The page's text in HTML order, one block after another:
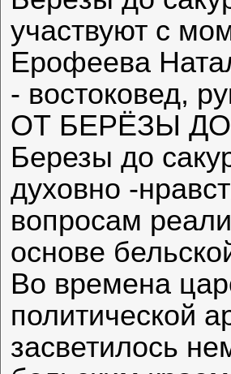
участвуют с
Ерофеева
- востоковед,
ОТ БЕРЁЗЫ ДО
Березы до
духовно -
вопросам
основе
Во времена
политической
засветилось